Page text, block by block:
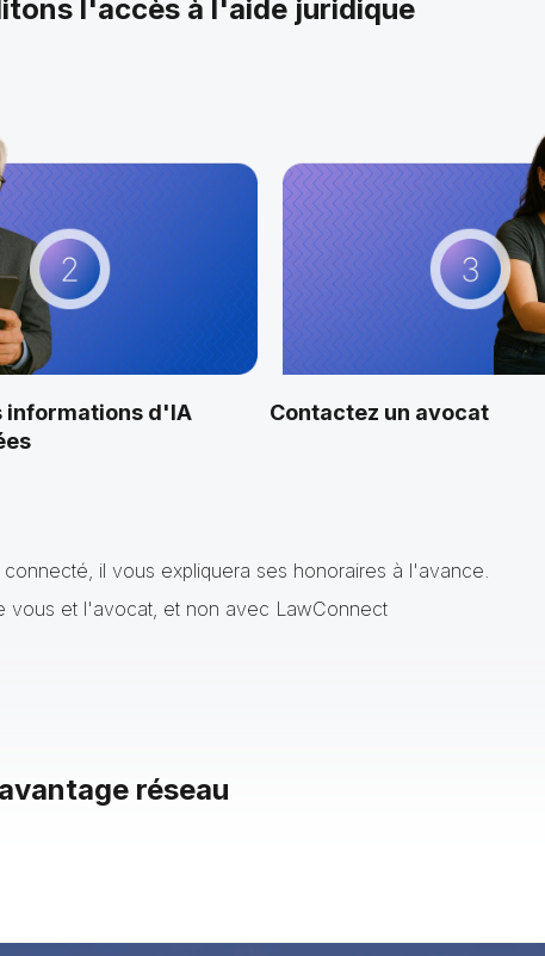
l'accès à l'aide juridique
informations d'IA
Contactez un avocat
il vous expliquera ses honoraires à l'avance.
vous et l'avocat, et non avec LawConnect
réseau